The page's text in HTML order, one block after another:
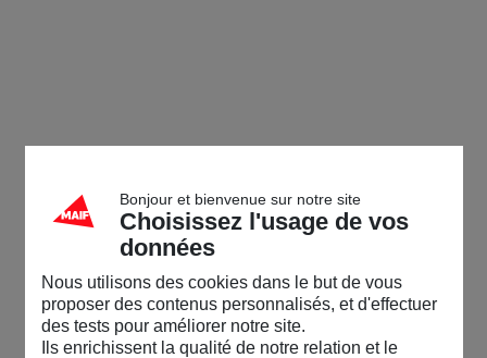
Bonjour et bienvenue sur notre site
Choisissez l'usage de vos
données
Nous utilisons des cookies dans le but de vous
proposer des contenus personnalisés, et d'effectuer
des tests pour améliorer notre site.
Ils enrichissent la qualité de notre relation et le